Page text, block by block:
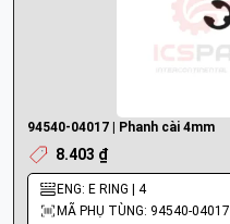
94540-04017 | Phanh cài 4mm
8.403 ₫
ENG: E RING | 4
MÃ PHỤ TÙNG: 94540-04017